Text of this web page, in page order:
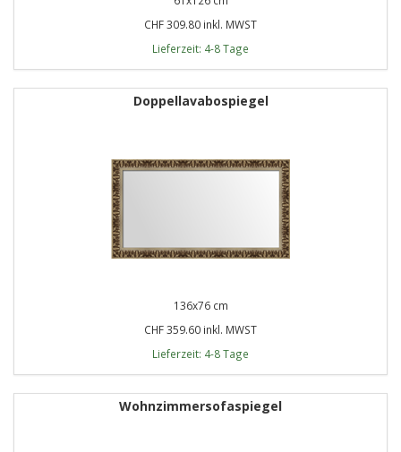
CHF 309.80 inkl. MWST
Lieferzeit: 4-8 Tage
Doppellavabospiegel
136x76 cm
CHF 359.60 inkl. MWST
Lieferzeit: 4-8 Tage
Wohnzimmersofaspiegel